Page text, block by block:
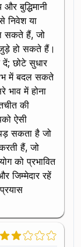
बुद्धिमानी
निवेश या
सकते हैं, जो
जुड़े हो सकते हैं।
दें; छोटे सुधार
में बदल सकते
में होना
की
ऐसी
पड़ सकता है जो
हैं, जो
को प्रभावित
जिम्मेदार रहें